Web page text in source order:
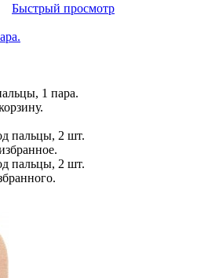
Быстрый просмотр
1 пара.
пальцы, 2 шт.
пальцы, 2 шт.